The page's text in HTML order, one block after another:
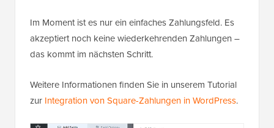
Im Moment ist es nur ein einfaches Zahlungsfeld. Es
akzeptiert noch keine wiederkehrenden Zahlungen –
das kommt im nächsten Schritt.
Weitere Informationen finden Sie in unserem Tutorial
zur Integration von Square-Zahlungen in WordPress.